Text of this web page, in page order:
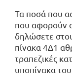
Τα ποσά που
που αφορούν
δηλώσετε
πίνακα 4Δ1
τραπεζικές
υποπίνακα